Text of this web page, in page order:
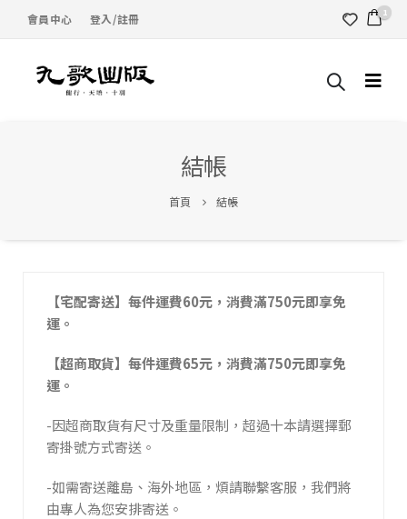
會員中心 登入/註冊 1
結帳
首頁 結帳
【宅配寄送】每件運費60元，消費滿750元即享免
運。
【超商取貨】每件運費65元，消費滿750元即享免
運。
-因超商取貨有尺寸及重量限制，超過十本請選擇郵
寄掛號方式寄送。
-如需寄送離島、海外地區，煩請聯繫客服，我們將
由專人為您安排寄送。